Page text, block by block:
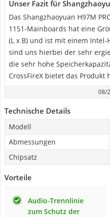
Unser Fazit für
Das Shangzhaoyuan H97M
1151-Mainboards hat eine
(L x B) und ist mit einem
sind uns hierbei der sehr
die sehr hohe
CrossFireX bietet das Produkt
08/
Technische Details
Modell
Abmessungen
Chipsatz
Vorteile
Audio-Trennlinie
zum Schutz der